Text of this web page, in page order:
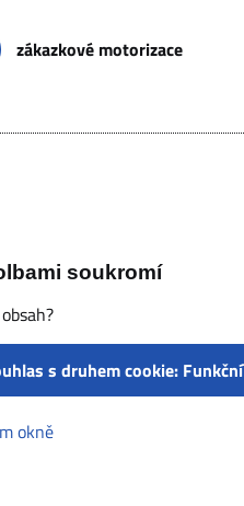
zákazkové motorizace
soukromí
s druhem cookie: Funkční
okně